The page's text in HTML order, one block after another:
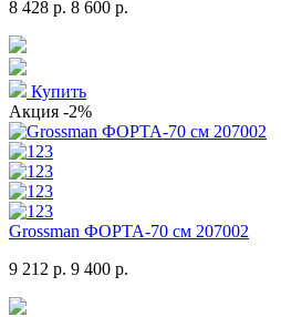
8 428 р. 8 600 р.
Купить
Акция -2%
Grossman ФОРТА-70 см 207002
9 212 р. 9 400 р.